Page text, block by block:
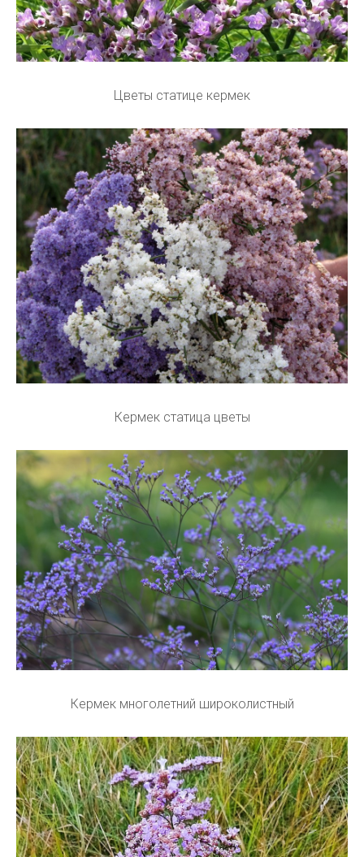
Цветы статице кермек
Кермек статица цветы
Кермек многолетний широколистный